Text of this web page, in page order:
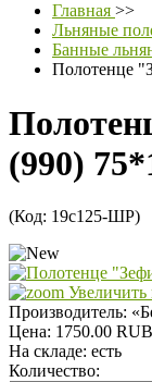
Главная >>
Льняные
Банные
Полотенце
(990)
(Код: 19с125-ШР)
Увеличить
Производитель:
Цена: 1750.00 RUB
На складе: есть
Количество: